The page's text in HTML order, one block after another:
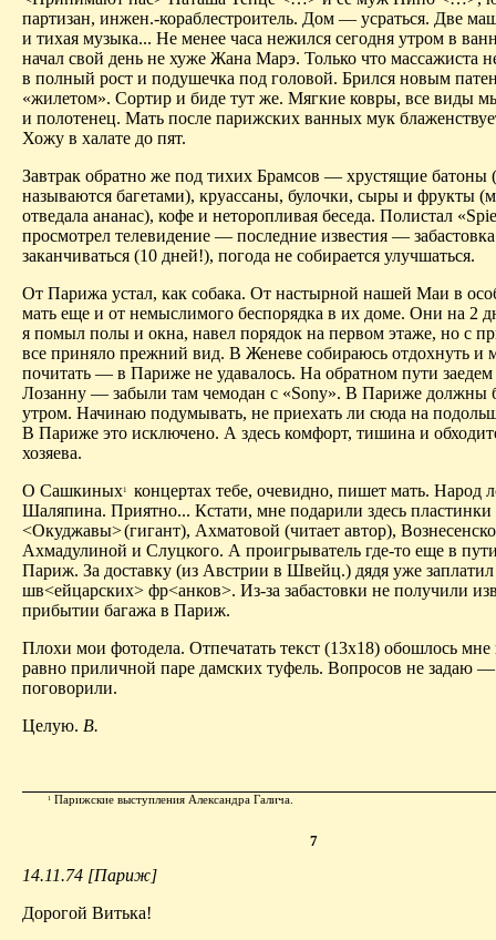
партизан, инжен.-кораблестроитель. Дом — усраться. Две
и тихая музыка... Не менее часа нежился сегодня утром в
начал свой день не хуже Жана Марэ. Только что массажиста
в полный рост и подушечка под головой. Брился новым
«жилетом». Сортир и биде тут же. Мягкие ковры, все виды
и полотенец. Мать после парижских ванных мук
Хожу в халате до пят.
Завтрак обратно же под тихих Брамсов — хрустящие батоны
называются багетами), круассаны, булочки, сыры и фрукты
отведала ананас), кофе и неторопливая беседа. Полистал
просмотрел телевидение — последние известия — забастовка
заканчиваться (10 дней!), погода не собирается улучшаться.
От Парижа устал, как собака. От настырной нашей Маи в
мать еще и от немыслимого беспорядка в их доме. Они на 2
я помыл полы и окна, навел порядок на первом этаже, но с
все приняло прежний вид. В Женеве собираюсь отдохнуть и
почитать — в Париже не удавалось. На обратном пути заедем
Лозанну — забыли там чемодан с «Sony». В Париже должны
утром. Начинаю подумывать, не приехать ли сюда на
В Париже это исключено. А здесь комфорт, тишина и
хозяева.
О Сашкиных1
концертах тебе, очевидно, пишет мать. Народ
Шаляпина. Приятно... Кстати, мне подарили здесь пластинки
<Окуджавы>(гигант), Ахматовой (читает автор),
Ахмадулиной и Слуцкого. А проигрыватель где-то еще в
Париж. За доставку (из Австрии в Швейц.) дядя уже
шв<ейцарских> фр<анков>. Из-за забастовки не получили
прибытии багажа в Париж.
Плохи мои фотодела. Отпечатать текст (13x18) обошлось
равно приличной паре дамских туфель. Вопросов не задаю —
поговорили.
Целую. В.
Парижские выступления Александра Галича.
7
14.11.74 [Париж]
Дорогой Витька!